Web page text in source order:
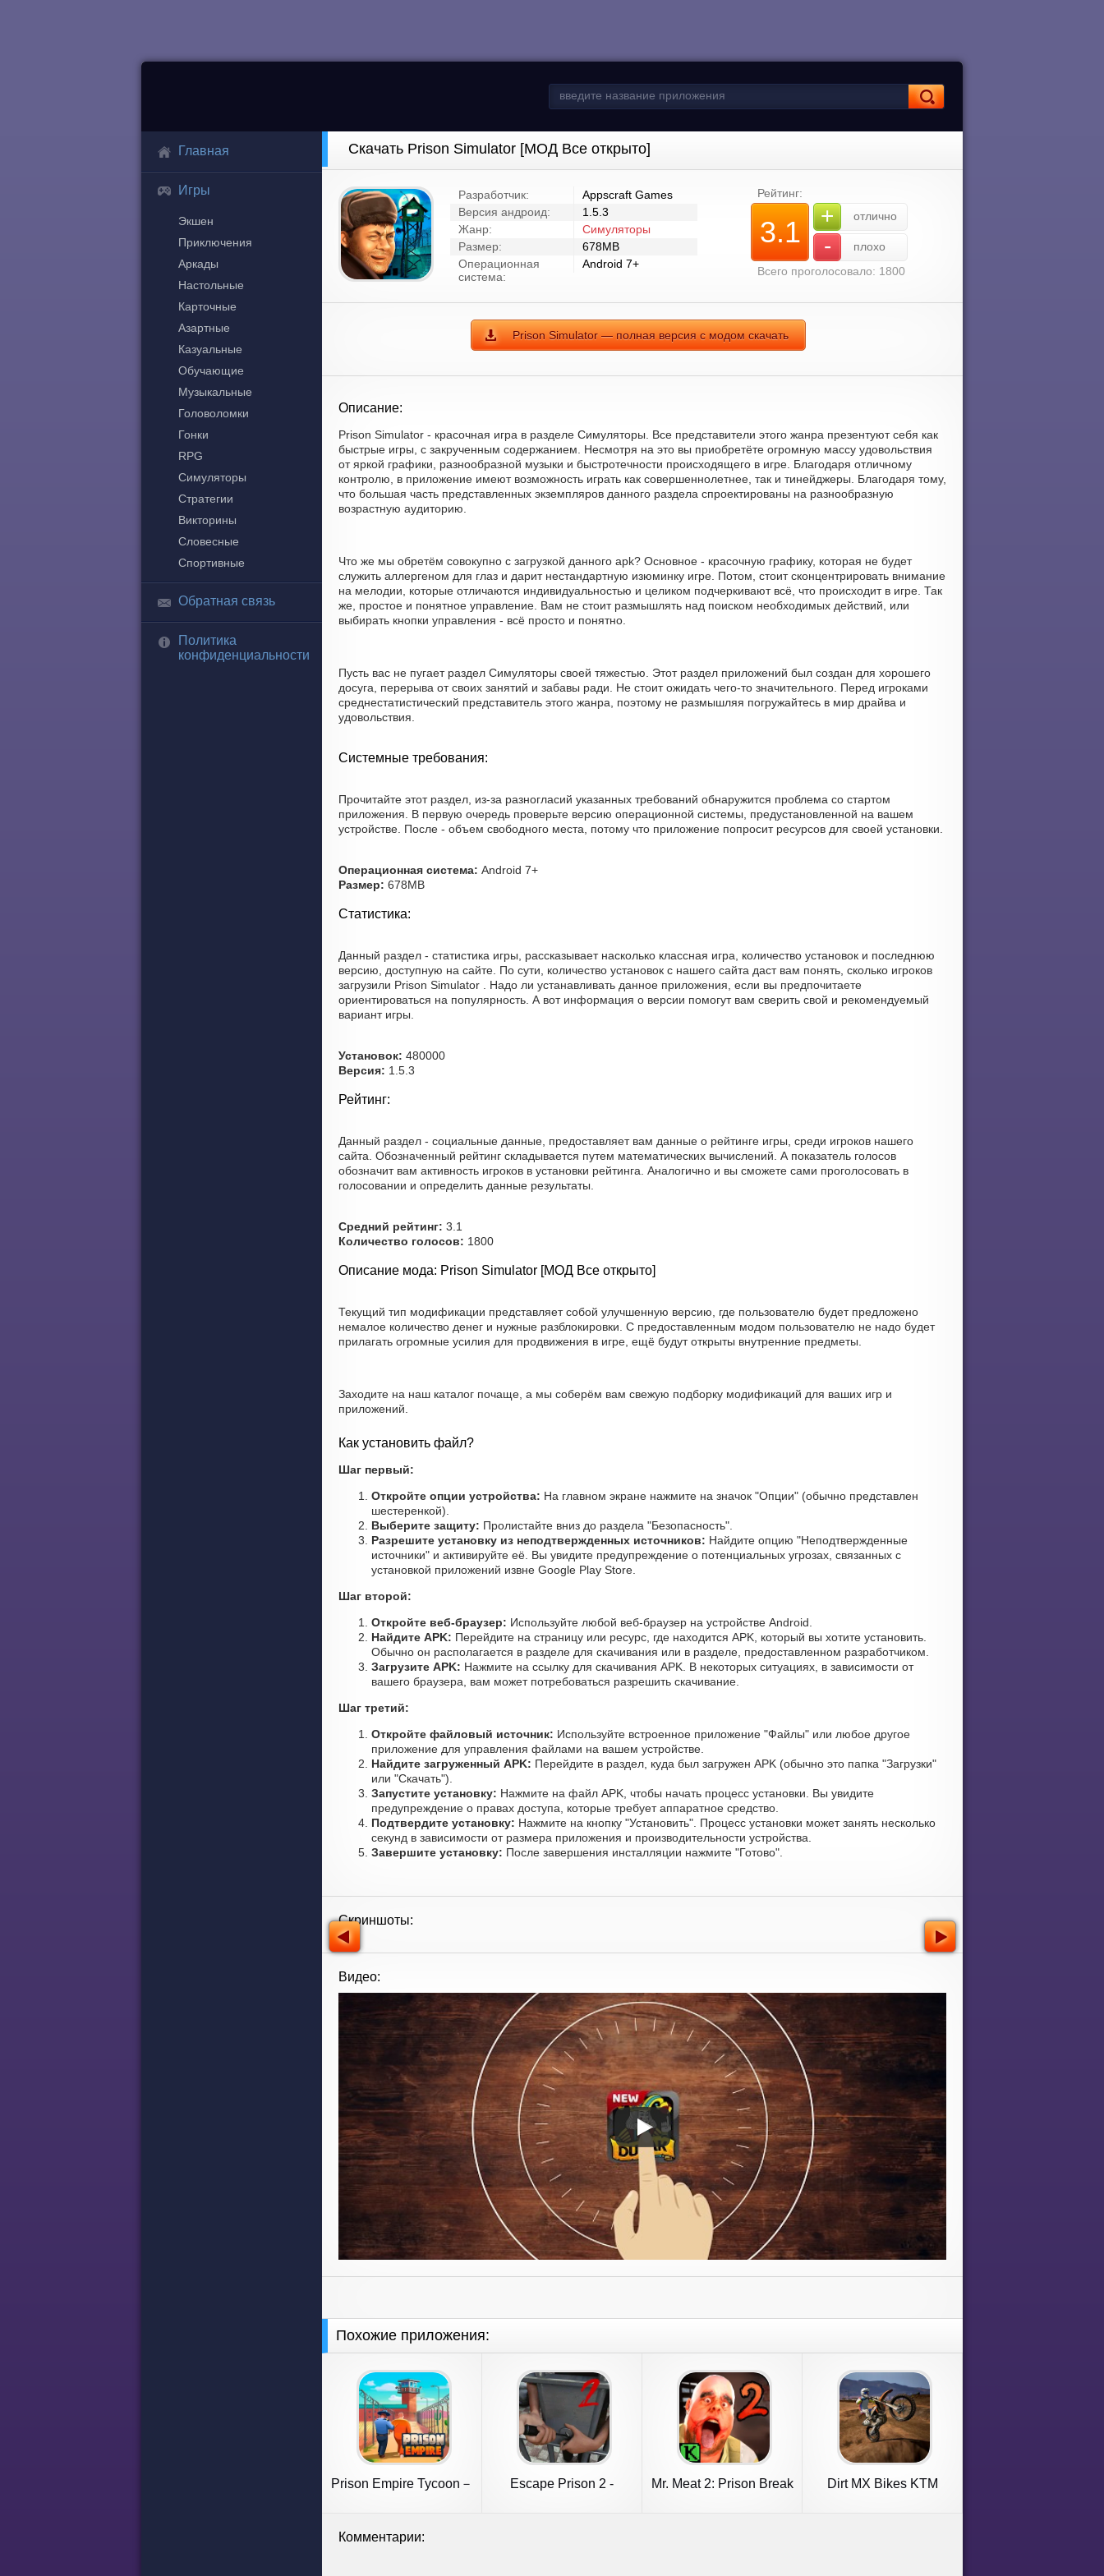
Главная
Игры
Экшен
Приключения
Аркады
Настольные
Карточные
Азартные
Казуальные
Обучающие
Музыкальные
Головоломки
Гонки
RPG
Симуляторы
Стратегии
Викторины
Словесные
Спортивные
Обратная связь
Политика
конфиденциальности
Скачать Prison Simulator [МОД Все открыто]
Разработчик:
Appscraft Games
Версия андроид:
1.5.3
Жанр:
Симуляторы
Размер:
678MB
Операционная
система:
Android 7+
Рейтинг:
3.1 + отлично
-
плохо
Всего проголосовало: 1800
Prison Simulator — полная версия с модом скачать
Описание:
Prison Simulator - красочная игра в разделе Симуляторы. Все представители этого жанра презентуют себя как
быстрые игры, с закрученным содержанием. Несмотря на это вы приобретёте огромную массу удовольствия
от яркой графики, разнообразной музыки и быстротечности происходящего в игре. Благодаря отличному
контролю, в приложение имеют возможность играть как совершеннолетнее, так и тинейджеры. Благодаря тому,
что большая часть представленных экземпляров данного раздела спроектированы на разнообразную
возрастную аудиторию.
Что же мы обретём совокупно с загрузкой данного apk? Основное - красочную графику, которая не будет
служить аллергеном для глаз и дарит нестандартную изюминку игре. Потом, стоит сконцентрировать внимание
на мелодии, которые отличаются индивидуальностью и целиком подчеркивают всё, что происходит в игре. Так
же, простое и понятное управление. Вам не стоит размышлять над поиском необходимых действий, или
выбирать кнопки управления - всё просто и понятно.
Пусть вас не пугает раздел Симуляторы своей тяжестью. Этот раздел приложений был создан для хорошего
досуга, перерыва от своих занятий и забавы ради. Не стоит ожидать чего-то значительного. Перед игроками
среднестатистический представитель этого жанра, поэтому не размышляя погружайтесь в мир драйва и
удовольствия.
Системные требования:
Прочитайте этот раздел, из-за разногласий указанных требований обнаружится проблема со стартом
приложения. В первую очередь проверьте версию операционной системы, предустановленной на вашем
устройстве. После - объем свободного места, потому что приложение попросит ресурсов для своей установки.
Операционная система: Android 7+
Размер: 678MB
Статистика:
Данный раздел - статистика игры, рассказывает насколько классная игра, количество установок и последнюю
версию, доступную на сайте. По сути, количество установок с нашего сайта даст вам понять, сколько игроков
загрузили Prison Simulator . Надо ли устанавливать данное приложения, если вы предпочитаете
ориентироваться на популярность. А вот информация о версии помогут вам сверить свой и рекомендуемый
вариант игры.
Установок: 480000
Версия: 1.5.3
Рейтинг:
Данный раздел - социальные данные, предоставляет вам данные о рейтинге игры, среди игроков нашего
сайта. Обозначенный рейтинг складывается путем математических вычислений. А показатель голосов
обозначит вам активность игроков в установки рейтинга. Аналогично и вы сможете сами проголосовать в
голосовании и определить данные результаты.
Средний рейтинг: 3.1
Количество голосов: 1800
Описание мода: Prison Simulator [МОД Все открыто]
Текущий тип модификации представляет собой улучшенную версию, где пользователю будет предложено
немалое количество денег и нужные разблокировки. С предоставленным модом пользователю не надо будет
прилагать огромные усилия для продвижения в игре, ещё будут открыты внутренние предметы.
Заходите на наш каталог почаще, а мы соберём вам свежую подборку модификаций для ваших игр и
приложений.
Как установить файл?
Шаг первый:
Откройте опции устройства: На главном экране нажмите на значок "Опции" (обычно представлен
шестеренкой).
Выберите защиту: Пролистайте вниз до раздела "Безопасность".
Разрешите установку из неподтвержденных источников: Найдите опцию "Неподтвержденные
источники" и активируйте её. Вы увидите предупреждение о потенциальных угрозах, связанных с
установкой приложений извне Google Play Store.
Шаг второй:
Откройте веб-браузер: Используйте любой веб-браузер на устройстве Android.
Найдите APK: Перейдите на страницу или ресурс, где находится APK, который вы хотите установить.
Обычно он располагается в разделе для скачивания или в разделе, предоставленном разработчиком.
Загрузите APK: Нажмите на ссылку для скачивания APK. В некоторых ситуациях, в зависимости от
вашего браузера, вам может потребоваться разрешить скачивание.
Шаг третий:
Откройте файловый источник: Используйте встроенное приложение "Файлы" или любое другое
приложение для управления файлами на вашем устройстве.
Найдите загруженный APK: Перейдите в раздел, куда был загружен APK (обычно это папка "Загрузки"
или "Скачать").
Запустите установку: Нажмите на файл APK, чтобы начать процесс установки. Вы увидите
предупреждение о правах доступа, которые требует аппаратное средство.
Подтвердите установку: Нажмите на кнопку "Установить". Процесс установки может занять несколько
секунд в зависимости от размера приложения и производительности устройства.
Завершите установку: После завершения инсталляции нажмите "Готово".
Скриншоты:
Видео:
Похожие приложения:
Prison Empire Tycoon－
Escape Prison 2 -
Mr. Meat 2: Prison Break
Dirt MX Bikes KTM
Комментарии: